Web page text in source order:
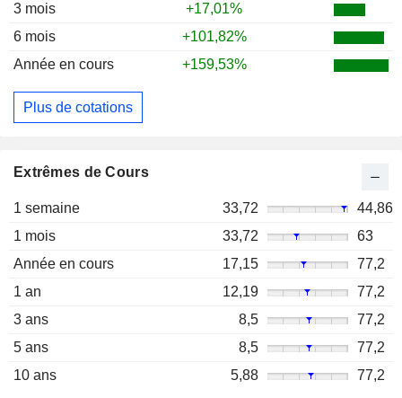
3 mois
+17,01%
6 mois
+101,82%
Année en cours
+159,53%
Plus de cotations
Extrêmes de Cours
1 semaine 33,72
44,86
1 mois
33,72
63
Année en cours
17,15
77,2
1 an
12,19
77,2
3 ans
8,5
77,2
5 ans
8,5
77,2
10 ans
5,88 77,2